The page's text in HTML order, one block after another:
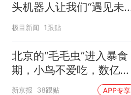
头机器人让我们“遇见未
来”
极目新闻 1跟贴
北京的“毛毛虫”进入暴食
期，小鸟不爱吃，数亿头
小蜂迎战
新京报 38跟贴 APP专享